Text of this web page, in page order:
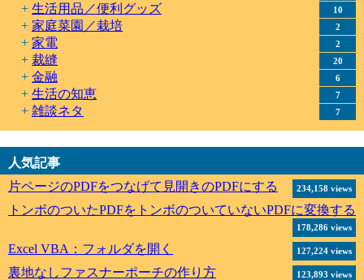
生活用品／便利グッズ 10
家庭菜園／栽培 2
家電 2
裁縫 20
金融 6
生活の知恵 7
雑談ネタ 7
人気記事
片ページのPDFをつなげて見開きのPDFにする
234,158 views
トンボのついたPDFをトンボのついていないPDFに変換する
178,286 views
Excel VBA：フォルダを開く 127,224 views
裏地なしファスナーポーチの作り方 123,893 views